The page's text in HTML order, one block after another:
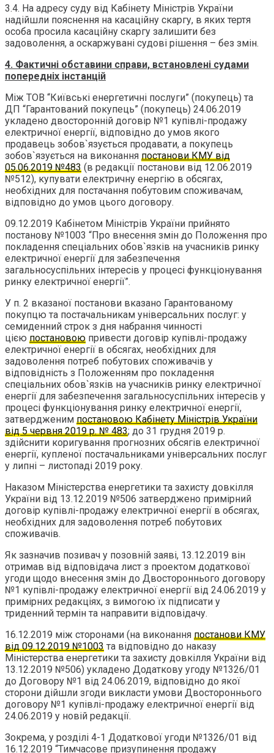
3.4. На адресу суду від Кабінету Міністрів України
надійшли пояснення на касаційну скаргу, в яких тертя
особа просила касаційну скаргу залишити без
задоволення, а оскаржувані судові рішення – без змін.
4. Фактичні обставини справи, встановлені судами
попередніх інстанцій
Між ТОВ “Київські енергетичні послуги” (покупець) та
ДП “Гарантований покупець” (покупець) 24.06.2019
укладено двосторонній договір №1 купівлі-продажу
електричної енергії, відповідно до умов якого
продавець зобов`язується продавати, а покупець
зобов`язується на виконання постанови КМУ від
05.06.2019 №483 (в редакції постанови від 12.06.2019
№512), купувати електричну енергію в обсягах,
необхідних для постачання побутовим споживачам,
відповідно до умов цього договору.
09.12.2019 Кабінетом Міністрів України прийнято
постанову №1003 “Про внесення змін до Положення про
покладення спеціальних обов`язків на учасників ринку
електричної енергії для забезпечення
загальносуспільних інтересів у процесі функціонування
ринку електричної енергії”.
У п. 2 вказаної постанови вказано Гарантованому
покупцю та постачальникам універсальних послуг: у
семиденний строк з дня набрання чинності
цією постановою привести договір купівлі-продажу
електричної енергії в обсягах, необхідних для
задоволення потреб побутових споживачів у
відповідність з Положенням про покладення
спеціальних обов`язків на учасників ринку електричної
енергії для забезпечення загальносуспільних інтересів у
процесі функціонування ринку електричної енергії,
затвердженим постановою Кабінету Міністрів України
від 5 червня 2019 р. № 483; до 31 грудня 2019 р.
здійснити коригування прогнозних обсягів електричної
енергії, купленої постачальниками універсальних послуг
у липні – листопаді 2019 року.
Наказом Міністерства енергетики та захисту довкілля
України від 13.12.2019 №506 затверджено примірний
договір купівлі-продажу електричної енергії в обсягах,
необхідних для задоволення потреб побутових
споживачів.
Як зазначив позивач у позовній заяві, 13.12.2019 він
отримав від відповідача лист з проектом додаткової
угоди щодо внесення змін до Двостороннього договору
№1 купівлі-продажу електричної енергії від 24.06.2019 у
примірних редакціях, з вимогою їх підписати у
триденний термін та направити відповідачу.
16.12.2019 між сторонами (на виконання постанови КМУ
від 09.12.2019 №1003 та відповідно до наказу
Міністерства енергетики та захисту довкілля України від
13.12.2019 №506) укладено Додаткову угоду №1326/01
до Договору №1 від 24.06.2019, відповідно до якої
сторони дійшли згоди викласти умови Двостороннього
договору №1 купівлі-продажу електричної енергії від
24.06.2019 у новій редакції.
Зокрема, у розділі 4-1 Додаткової угоди №1326/01 від
16.12.2019 “Тимчасове призупинення продажу